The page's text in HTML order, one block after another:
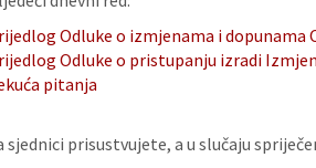
Odluke o izmjenama i dopunama
Odluke o pristupanju izradi
pitanja
sjednici prisustvujete, a u slučaju